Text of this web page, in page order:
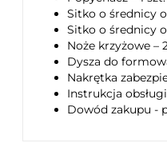
Sitko o średnicy
Sitko o średnicy
Noże krzyżowe –
Dysza do
Nakrętka
Instrukcja obsługi
Dowód zakupu -